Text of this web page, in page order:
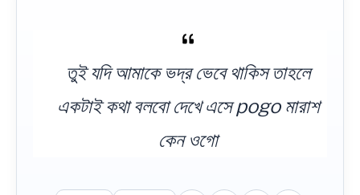
তুই যদি আমাকে ভদ্র ভেবে থাকিস তাহলে
একটাই কথা বলবো দেখে এসে pogo মারাশ
কেন ওগো